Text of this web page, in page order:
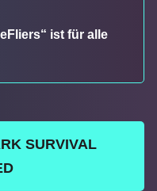
ist für alle
SURVIVAL